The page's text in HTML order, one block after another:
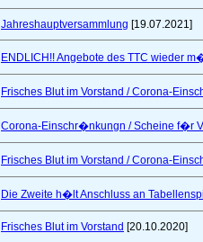
Jahreshauptversammlung [19.07.2021]
ENDLICH!! Angebote des TTC wieder
Frisches Blut im Vorstand / Corona-
Corona-Einschr�nkungn / Scheine f�r
Frisches Blut im Vorstand / Corona-
Die Zweite h�lt Anschluss an
Frisches Blut im Vorstand [20.10.2020]